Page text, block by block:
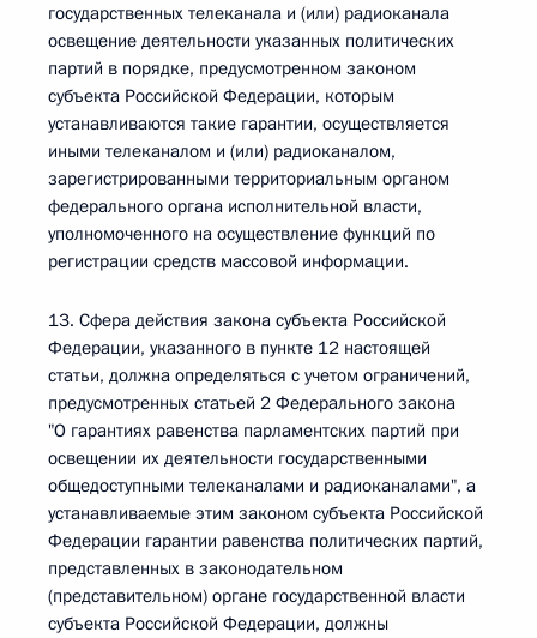
государственных телеканала и (или) радиоканала
освещение деятельности указанных политических
партий в порядке, предусмотренном законом
субъекта Российской Федерации, которым
устанавливаются такие гарантии, осуществляется
иными телеканалом и (или) радиоканалом,
зарегистрированными территориальным органом
федерального органа исполнительной власти,
уполномоченного на осуществление функций по
регистрации средств массовой информации.
13. Сфера действия закона субъекта Российской
Федерации, указанного в пункте 12 настоящей
статьи, должна определяться с учетом ограничений,
предусмотренных статьей 2 Федерального закона
"О гарантиях равенства парламентских партий при
освещении их деятельности государственными
общедоступными телеканалами и радиоканалами", а
устанавливаемые этим законом субъекта Российской
Федерации гарантии равенства политических партий,
представленных в законодательном
(представительном) органе государственной власти
субъекта Российской Федерации, должны